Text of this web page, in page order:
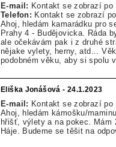
E-mail: Kontakt se zobrazí po
Telefon: Kontakt se zobrazí po
Ahoj, hledám kamarádku pro
Prahy 4 - Budějovicka. Ráda
ale očekávám pak i z druhé
nějake vylety, herny, atd...
podobném věku, aby si spolu
Eliška Jonášová - 24.1.2023
E-mail: Kontakt se zobrazí po
Ahoj, hledám kámošku/
hřišť, výlety a na pokec. Mám
Háje. Budeme se těšit na